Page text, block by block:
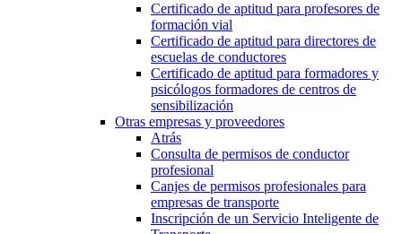
Certificado de aptitud para profesores de
formación vial
Certificado de aptitud para directores de
escuelas de conductores
Certificado de aptitud para formadores y
psicólogos formadores de centros de
sensibilización
Otras empresas y proveedores
Atrás
Consulta de permisos de conductor
profesional
Canjes de permisos profesionales para
empresas de transporte
Inscripción de un Servicio Inteligente de